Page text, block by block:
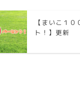
【まいこ１０
ト！】更新